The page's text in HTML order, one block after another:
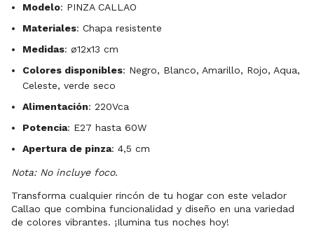
Modelo: PINZA CALLAO
Materiales: Chapa resistente
Medidas: ø12x13 cm
Colores disponibles: Negro, Blanco, Amarillo, Rojo, Aqua,
Celeste, verde seco
Alimentación: 220Vca
Potencia: E27 hasta 60W
Apertura de pinza: 4,5 cm
Nota: No incluye foco.
Transforma cualquier rincón de tu hogar con este velador
Callao que combina funcionalidad y diseño en una variedad
de colores vibrantes. ¡Ilumina tus noches hoy!